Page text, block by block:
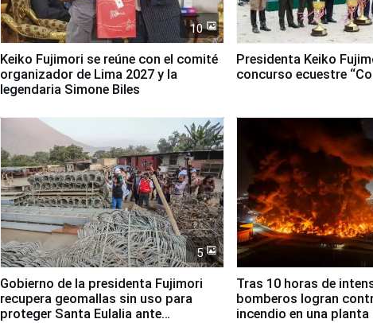
10
Keiko Fujimori se reúne con el comité
organizador de Lima 2027 y la
legendaria Simone Biles
Presidenta Keiko
concurso ecuestre
5
Gobierno de la presidenta Fujimori
recupera geomallas sin uso para
proteger Santa Eulalia ante
Tras 10 horas de
bomberos logran
incendio en una